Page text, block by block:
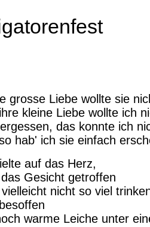
grosse Liebe wollte sie
kleine Liebe wollte ich
das konnte ich
hab' ich sie einfach
auf das Herz,
Gesicht getroffen
nicht so viel
warme Leiche unter